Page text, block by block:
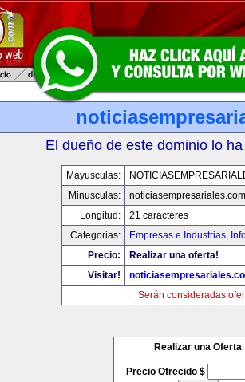
El dueño de este dominio lo
Mayusculas:
Minusculas:
noticiasempresariales.com
Longitud:
21 caracteres
Categorias:
Empresas e Industrias,
Precio:
Realizar una oferta!
Visitar!
Serán consideradas
Realizar una Oferta
Precio Ofrecido $